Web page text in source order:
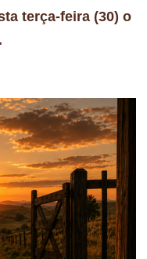
terça-feira (30) o